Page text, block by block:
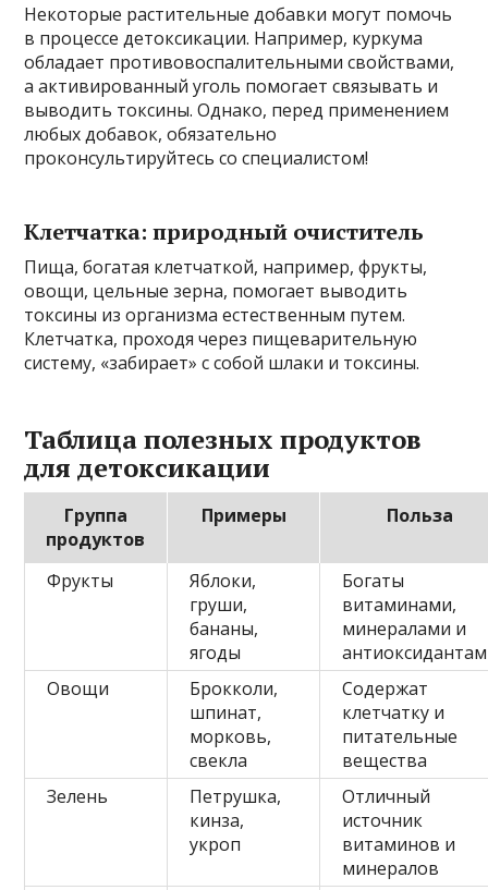
Некоторые растительные добавки могут помочь
в процессе детоксикации. Например, куркума
обладает противовоспалительными свойствами,
а активированный уголь помогает связывать и
выводить токсины. Однако, перед применением
любых добавок, обязательно
проконсультируйтесь со специалистом!
Клетчатка: природный очиститель
Пища, богатая клетчаткой, например, фрукты,
овощи, цельные зерна, помогает выводить
токсины из организма естественным путем.
Клетчатка, проходя через пищеварительную
систему, «забирает» с собой шлаки и токсины.
Таблица полезных продуктов
для детоксикации
Группа
продуктов
Примеры Польза
Фрукты
Яблоки,
груши,
бананы,
ягоды
Богаты
витаминами,
минералами и
Овощи
Брокколи,
шпинат,
морковь,
свекла
Содержат
клетчатку и
питательные
вещества
Зелень
Петрушка,
кинза,
укроп
Отличный
источник
витаминов и
минералов